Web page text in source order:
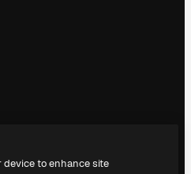
device to enhance site